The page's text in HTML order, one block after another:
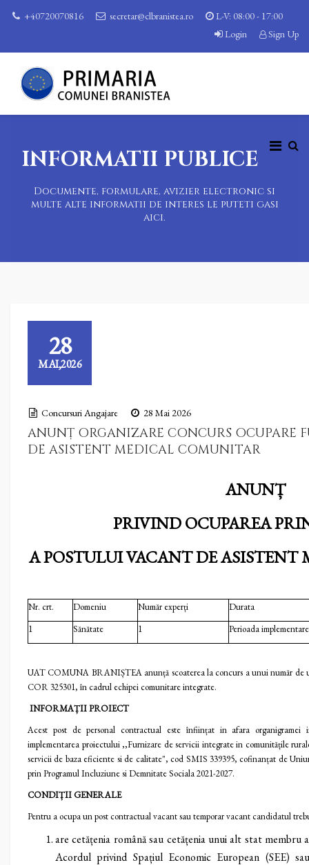
+40720070816 secretar@clbranistea.ro
L-V: 08:00 - 17:00
Login
Sign Up
INFORMATII PUBLICE
Documente, formulare, avizier electronic si
multe alte informatii de interes le puteti gasi
aici.
28
MAI,2026
Concursuri Angajare 28 Mai 2026
ANUNȚ ORGANIZARE CONCURS OCUPARE
DE ASISTENT MEDICAL COMUNITAR
ANUNȚ
PRIVIND OCUPAREA
A POSTULUI VACANT DE
Nr. crt. Domeniu Număr experți
Durata
1
Sănătate 1 Perioada
UAT COMUNA BRANIȘTEA anunță scoaterea la concurs a unui număr de
COR 325301, în cadrul echipei comunitare integrate.
INFORMAȚII PROIECT
Acest post de personal contractual este înființat in afara
implementarea proiectului ,,Furnizare de servicii integrate in comunitățile
servicii de baza eficiente si de calitate", cod SMIS 339395, cofinanțat de
prin Programul Incluziune si Demnitate Sociala 2021-2027.
CONDIȚII GENERALE
Pentru a ocupa un post contractual vacant sau temporar vacant candidatul
are cetățenia română sau cetățenia unui alt stat
Acordul privind Spațiul Economic European (SEE)